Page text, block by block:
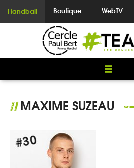
Handball Boutique WebTV
//MAXIME SUZEAU